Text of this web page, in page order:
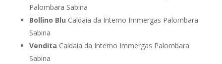
Palombara Sabina
Bollino Blu Caldaia da Interno Immergas Palombara
Sabina
Vendita Caldaia da Interno Immergas Palombara
Sabina